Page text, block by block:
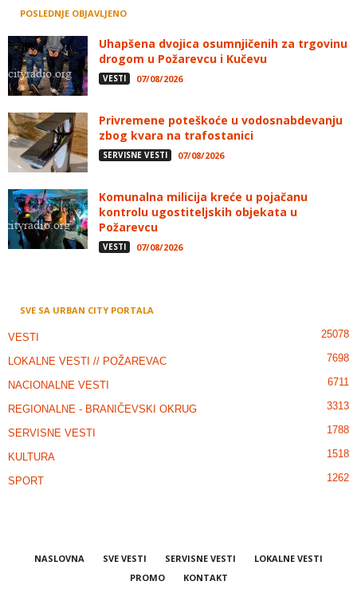
POSLEDNJE OBJAVLJENO
Uhapšena dvojica osumnjičenih za trgovinu
drogom u Požarevcu i Kučevu
VESTI 07/08/2026
Privremene poteškoće u vodosnabdevanju
zbog kvara na trafostanici
SERVISNE VESTI 07/08/2026
Komunalna milicija kreće u pojačanu
kontrolu ugostiteljskih objekata u
Požarevcu
VESTI 07/08/2026
SVE SA URBAN CITY PORTALA
VESTI 25078
LOKALNE VESTI // POŽAREVAC 7698
NACIONALNE VESTI 6711
REGIONALNE - BRANIČEVSKI OKRUG 3313
SERVISNE VESTI 1788
KULTURA 1518
SPORT 1262
NASLOVNA SVE VESTI SERVISNE VESTI
LOKALNE VESTI
PROMO
KONTAKT